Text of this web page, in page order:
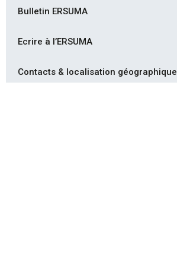
Bulletin ERSUMA
Ecrire à l’ERSUMA
Contacts & localisation géographique